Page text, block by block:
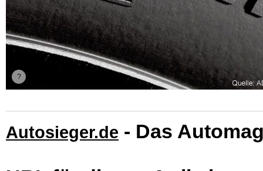
Autosieger.de - Das